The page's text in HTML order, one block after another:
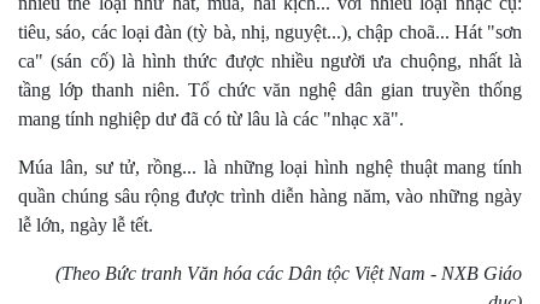
tiêu, sáo, các loại đàn (tỳ bà, nhị, nguyệt...), chập choã... Hát "sơn
ca" (sán cố) là hình thức được nhiều người ưa chuộng, nhất là
tầng lớp thanh niên. Tổ chức văn nghệ dân gian truyền thống
mang tính nghiệp dư đã có từ lâu là các "nhạc xã".
Múa lân, sư tử, rồng... là những loại hình nghệ thuật mang tính
quần chúng sâu rộng được trình diễn hàng năm, vào những ngày
lễ lớn, ngày lễ tết.
(Theo Bức tranh Văn hóa các Dân tộc Việt Nam - NXB Giáo